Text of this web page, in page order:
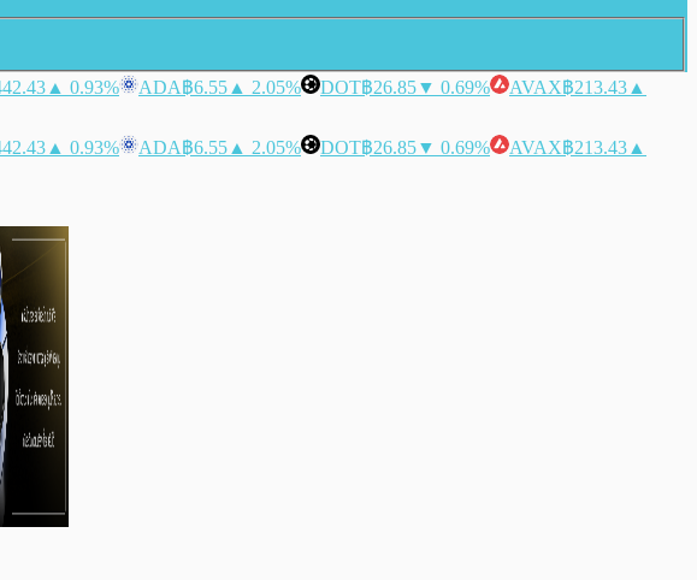
▲ 0.93% ADA฿6.55 ▲ 2.05% DOT฿26.85▼ 0.69% AVAX฿213.43 ▲
▲ 0.93% ADA฿6.55 ▲ 2.05% DOT฿26.85▼ 0.69% AVAX฿213.43 ▲